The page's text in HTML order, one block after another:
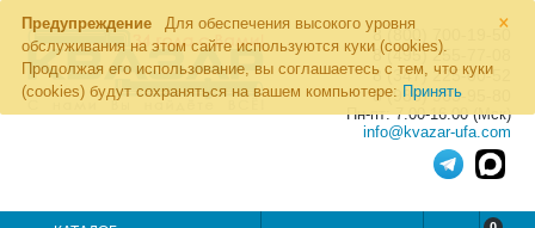
×
Предупреждение
Для обеспечения высокого уровня
обслуживания на этом сайте используются куки (cookies).
Продолжая его использование, вы соглашаетесь с тем, что куки
(cookies) будут сохраняться на вашем компьютере: Принять
8 (800) 700-19-50
8 (495) 255-77-08
8 (347) 225-00-52
8 (986) 963-95-80
Пн-пт: 7.00-16.00 (Мск)
info@kvazar-ufa.com